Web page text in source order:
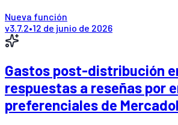
Nueva función
v3.7.2•12 de junio de 2026
Gastos post-distribución
respuestas a reseñas por
preferenciales de